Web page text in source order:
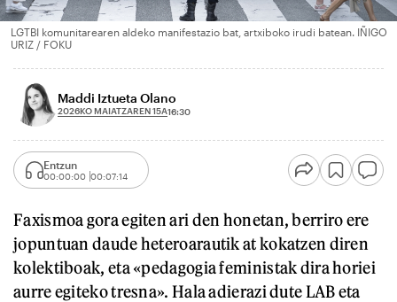
LGTBI komunitarearen aldeko manifestazio bat, artxiboko irudi batean. IÑIGO
URIZ / FOKU
Maddi Iztueta Olano
2026KO MAIATZAREN 15A16:30
Entzun
00:00:00 00:07:14
Faxismoa gora egiten ari den honetan, berriro ere
jopuntuan daude heteroarautik at kokatzen diren
kolektiboak, eta «pedagogia feministak dira horiei
aurre egiteko tresna». Hala adierazi dute LAB eta